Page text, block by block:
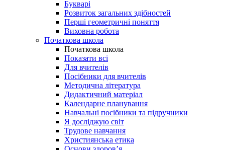
Букварі
Розвиток загальних здібностей
Перші геометричні поняття
Виховна робота
Початкова школа
Початкова школа
Показати всі
Для вчителів
Посібники для вчителів
Методична література
Дидактичний матеріал
Календарне планування
Навчальні посібники та підручники
Я досліджую світ
Трудове навчання
Християнська етика